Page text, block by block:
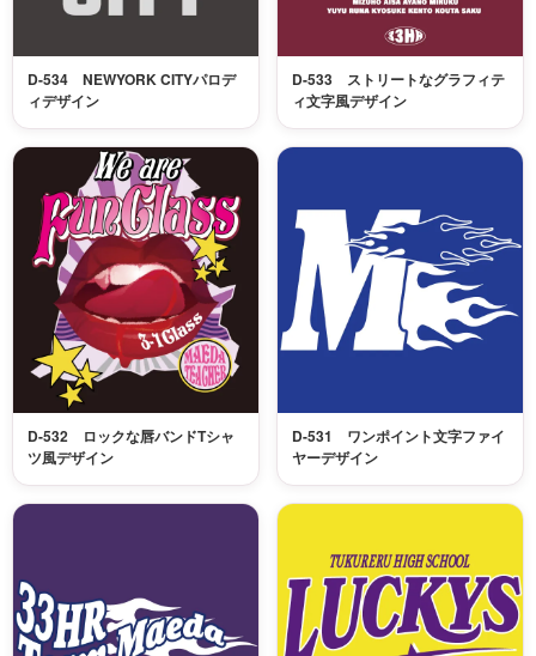
D-534 NEWYORK CITYパロデ
ィデザイン
D-533 ストリートなグラフィテ
ィ文字風デザイン
D-532 ロックな唇バンドTシャ
ツ風デザイン
D-531 ワンポイント文字ファイ
ヤーデザイン